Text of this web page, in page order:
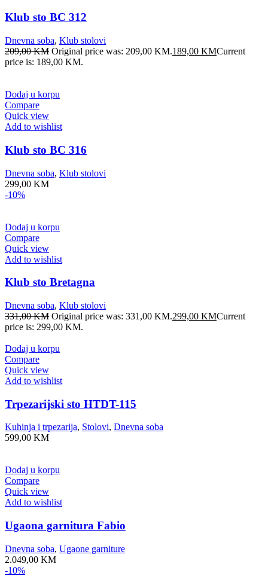
Klub sto BC 312
Dnevna soba, Klub stolovi
209,00KM Original price was: 209,00 KM.189,00 KMCurrent
price is: 189,00 KM.
Dodaj u korpu
Compare
Quick view
Add to wishlist
Klub sto BC 316
Dnevna soba, Klub stolovi
299,00 KM
-10%
Dodaj u korpu
Compare
Quick view
Add to wishlist
Klub sto Bretagna
Dnevna soba, Klub stolovi
331,00KM Original price was: 331,00 KM.299,00 KMCurrent
price is: 299,00 KM.
Dodaj u korpu
Compare
Quick view
Add to wishlist
Trpezarijski sto HTDT-115
Kuhinja i trpezarija, Stolovi, Dnevna soba
599,00 KM
Dodaj u korpu
Compare
Quick view
Add to wishlist
Ugaona garnitura Fabio
Dnevna soba, Ugaone garniture
2.049,00 KM
-10%